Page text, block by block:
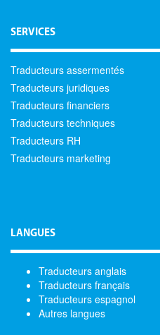
SERVICES
Traducteurs assermentés
Traducteurs juridiques
Traducteurs financiers
Traducteurs techniques
Traducteurs RH
Traducteurs marketing
LANGUES
Traducteurs anglais
Traducteurs français
Traducteurs espagnol
Autres langues